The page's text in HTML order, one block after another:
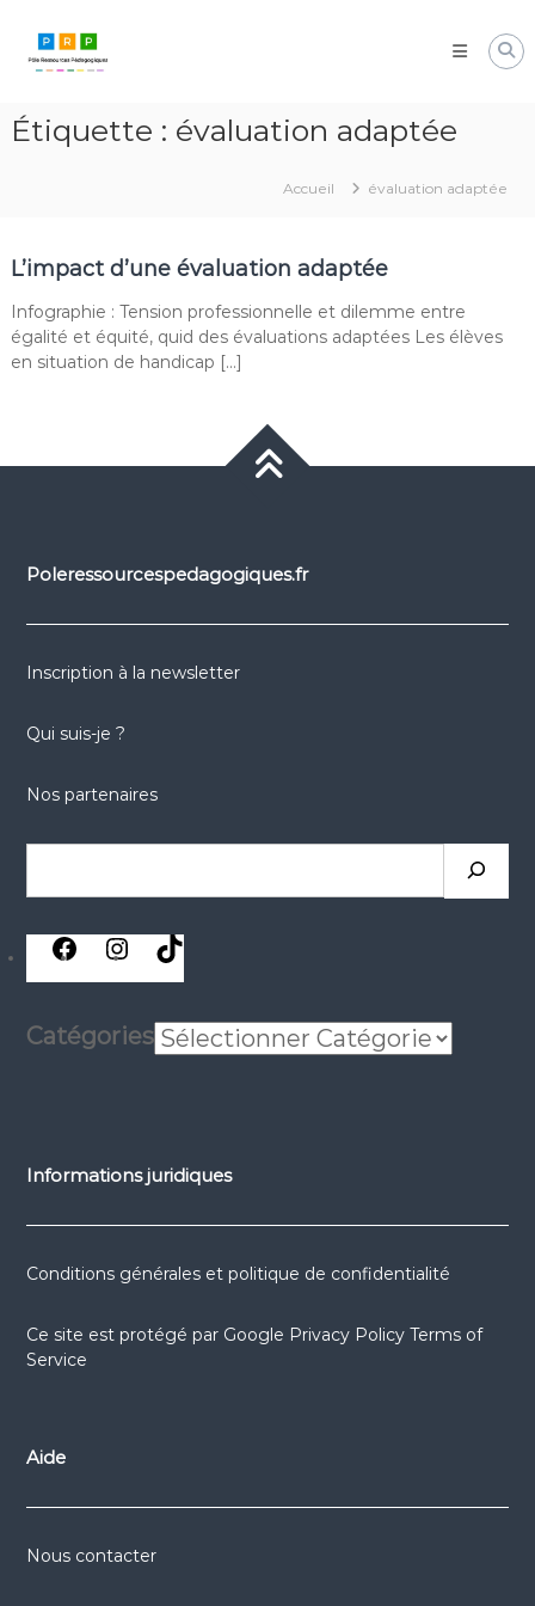
contenu
Pôle
Ressources
les
compétences
Étiquette : évaluation adaptée
Accueil évaluation adaptée
L’impact d’une évaluation adaptée
Infographie : Tension professionnelle et dilemme entre
égalité et équité, quid des évaluations adaptées Les élèves
en situation de handicap […]
Poleressourcespedagogiques.fr
Inscription à la newsletter
Qui suis-je ?
Nos partenaires
réseaux réseaux
sociaux
réseaux
Catégories
Informations juridiques
Conditions générales et politique de confidentialité
Ce site est protégé par Google Privacy Policy Terms of
Service
Aide
Nous contacter